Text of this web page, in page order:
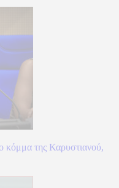
κόμμα της Καρυστιανού,